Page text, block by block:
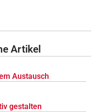
Artikel
Austausch
gestalten